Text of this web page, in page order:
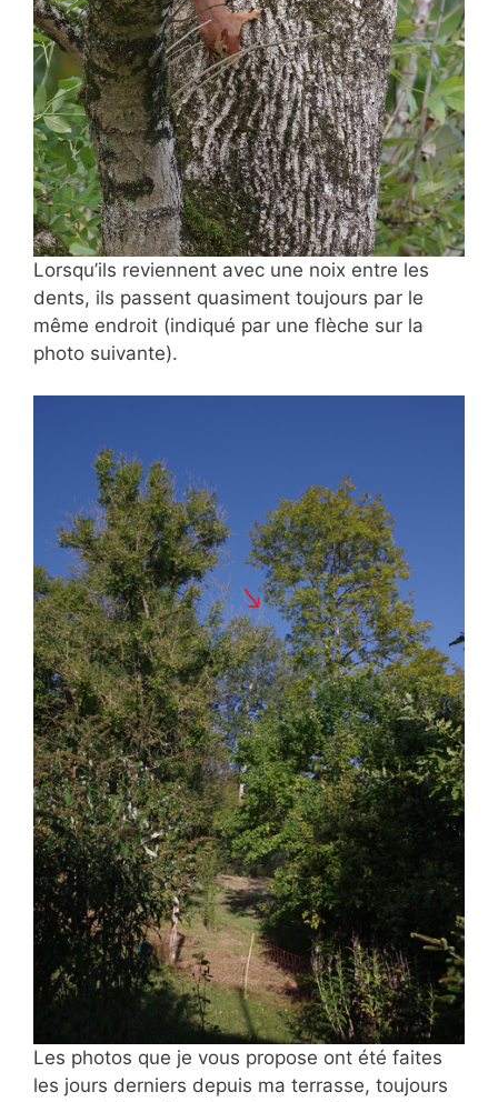
Lorsqu’ils reviennent avec une noix entre les
dents, ils passent quasiment toujours par le
même endroit (indiqué par une flèche sur la
photo suivante).
Les photos que je vous propose ont été faites
les jours derniers depuis ma terrasse, toujours